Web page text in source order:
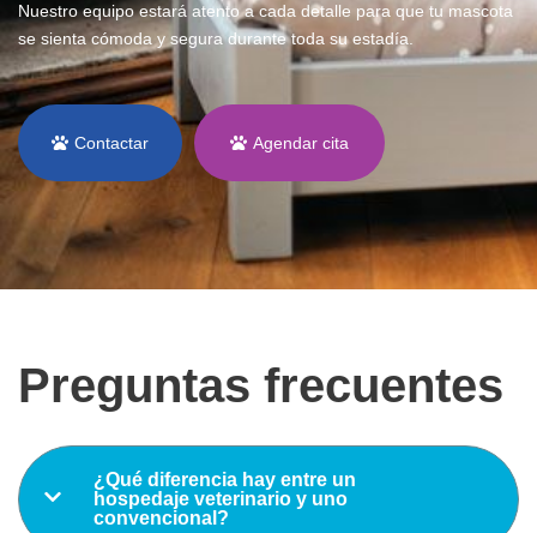
Nuestro equipo estará atento a cada detalle para que tu mascota
se sienta cómoda y segura durante toda su estadía.
Contactar Agendar cita
Preguntas frecuentes
¿Qué diferencia hay entre un
hospedaje veterinario y uno
convencional?